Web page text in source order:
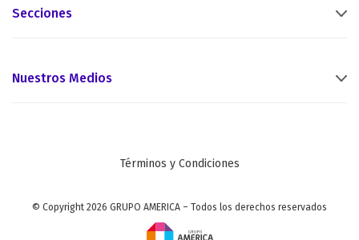
Secciones
Nuestros Medios
Términos y Condiciones
© Copyright 2026 GRUPO AMERICA – Todos los derechos reservados